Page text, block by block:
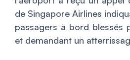
de Singapore Airlines
passagers à bord blessés
et demandant un